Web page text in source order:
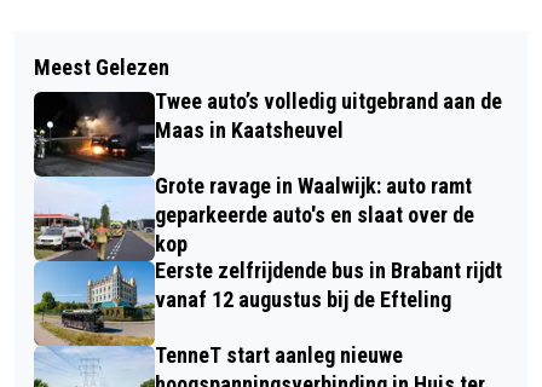
EFTELING BINGOMIDDAG TREKT VEEL
BEZOEKERS NAAR PLEINFESTIVAL
KAATSHEUVEL
ARRESTATIETEAM VALT WONING IN
SPRANG-CAPELLE BINNEN VOOR
VERWARDE MAN
Meest Gelezen
Twee auto’s volledig uitgebrand aan de
Maas in Kaatsheuvel
Grote ravage in Waalwijk: auto ramt
geparkeerde auto's en slaat over de
kop
Eerste zelfrijdende bus in Brabant rijdt
vanaf 12 augustus bij de Efteling
TenneT start aanleg nieuwe